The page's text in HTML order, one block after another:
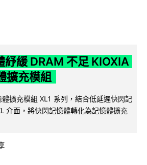
紓緩 DRAM 不足 KIOXIA
擴充模組
擴充模組 XL1 系列，結合低延遲快閃記
介面，將快閃記憶體轉化為記憶體擴充